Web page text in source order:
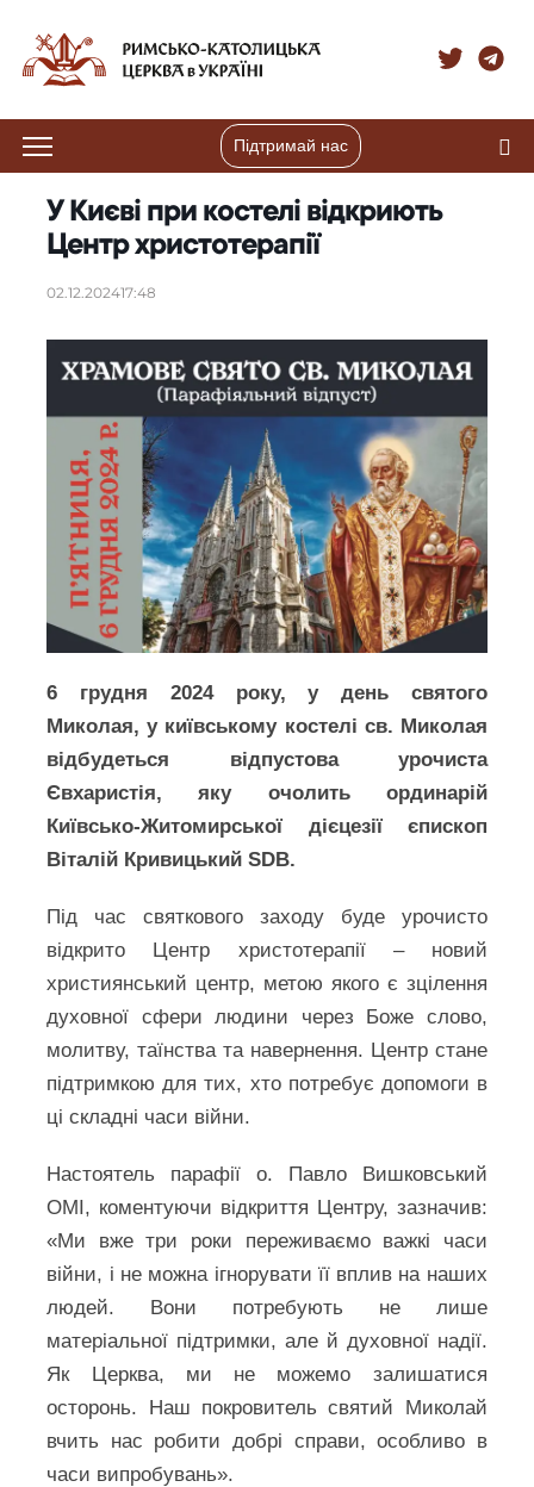
Підтримай нас
У Києві при костелі відкриють
Центр христотерапії
02.12.202417:48
6 грудня 2024 року, у день святого
Миколая, у київському костелі св. Миколая
відбудеться відпустова урочиста
Євхаристія, яку очолить ординарій
Київсько-Житомирської дієцезії єпископ
Віталій Кривицький SDB.
Під час святкового заходу буде урочисто
відкрито Центр христотерапії – новий
християнський центр, метою якого є зцілення
духовної сфери людини через Боже слово,
молитву, таїнства та навернення. Центр стане
підтримкою для тих, хто потребує допомоги в
ці складні часи війни.
Настоятель парафії о. Павло Вишковський
ОМІ, коментуючи відкриття Центру, зазначив:
«Ми вже три роки переживаємо важкі часи
війни, і не можна ігнорувати її вплив на наших
людей. Вони потребують не лише
матеріальної підтримки, але й духовної надії.
Як Церква, ми не можемо залишатися
осторонь. Наш покровитель святий Миколай
вчить нас робити добрі справи, особливо в
часи випробувань».